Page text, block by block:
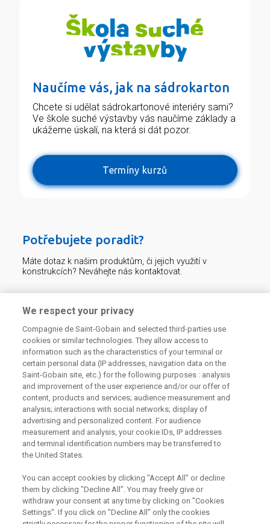
Naučíme vás, jak na sádrokarton
Chcete si udělat sádrokartonové interiéry sami?
Ve škole suché výstavby vás naučíme základy a
ukážeme úskalí, na která si dát pozor.
Termíny kurzů
Potřebujete poradit?
Máte dotaz k našim produktům, či jejich využití v
konstrukcích? Neváhejte nás kontaktovat.
226 292 224 Zaslat dotaz
Odebírejte náš newsletter
Právní Podmínky
Souhlas se zpracováním osobních údajů a cookies
Souhlas se zpracováním osobních údajů k marketingovým
účelům
We respect your privacy
Compagnie de Saint-Gobain and selected third-parties use
cookies or similar technologies. They allow access to
information such as the characteristics of your terminal or
certain personal data (IP addresses, navigation data on the
Saint-Gobain site, etc.) for the following purposes : analysis
and improvement of the user experience and/or our offer of
content, products and services; audience measurement and
analysis; interactions with social networks; display of
advertising and personalized content. For audience
measurement and analysis, your cookie IDs, IP addresses
and terminal identification numbers may be transferred to
the United States.
You can accept cookies by clicking "Accept All" or decline
them by clicking "Decline All". You may freely give or
withdraw your consent at any time by clicking on "Cookies
Settings". If you click on "Decline All" only the cookies